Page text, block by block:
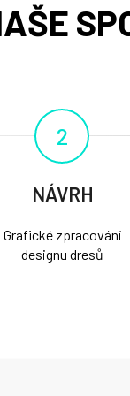
2
NÁVRH
Grafické zpracování
designu dresů